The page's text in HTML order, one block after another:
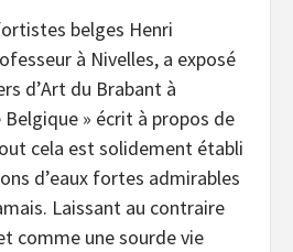
belges Henri
à Nivelles, a exposé
d’Art du Brabant à
Belgique » écrit à propos de
cela est solidement établi
d’eaux fortes admirables
Laissant au contraire
comme une sourde vie